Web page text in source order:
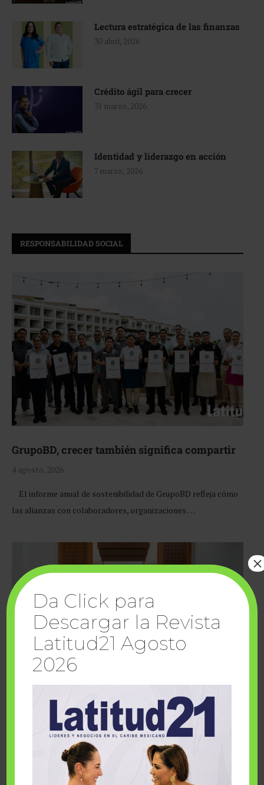
Lectura estratégica de las finanzas
30 abril, 2026
Crédito ágil para crecer
31 marzo, 2026
Identidad y liderazgo en acción
7 marzo, 2026
RESPONSABILIDAD SOCIAL
GrupoBD, crecer también significa compartir
4 agosto, 2026
El informe anual de sostenibilidad de GrupoBD refleja cómo
las alianzas con colaboradores, organizaciones …
Cuando la solidaridad inspira; cumplen
sueños Fairmont Mayakoba y Make-A-Wish
Da Click para
Descargar la Revista
Latitud21 Agosto
2026
×